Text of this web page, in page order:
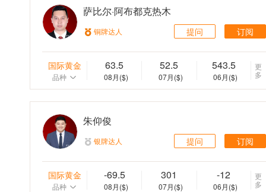
萨比尔·阿布都克热木
铜牌达人 提问 订阅
国际黄金
品种
63.5
08月($)
52.5
07月($)
543.5
06月($)
更
多
朱仰俊
银牌达人 提问 订阅
国际黄金
品种
-69.5
08月($)
301
07月($)
-12
06月($)
更
多